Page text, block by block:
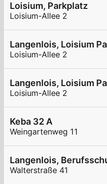
Loisium, Parkplatz
Loisium-Allee 2
Langenlois, Loisium
Loisium-Allee 2
Langenlois, Loisium
Loisium-Allee 2
Keba 32 A
Weingartenweg 11
Langenlois,
Walterstraße 41